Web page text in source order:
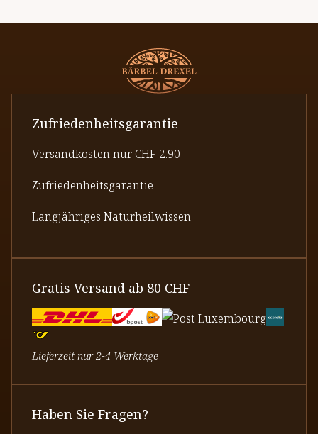
Zufriedenheitsgarantie
Versandkosten nur CHF 2.90
Zufriedenheitsgarantie
Langjähriges Naturheilwissen
Gratis Versand ab 80 CHF
Lieferzeit nur 2-4 Werktage
Haben Sie Fragen?